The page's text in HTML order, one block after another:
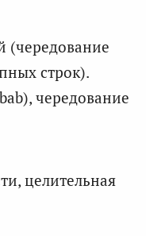
(чередование
строк).
чередование
целительная